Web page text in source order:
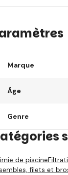
Marque
Âge
Genre
de piscine
filets et